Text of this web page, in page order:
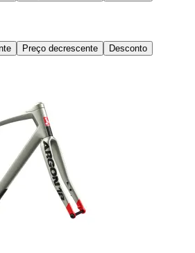
Preço decrescente Desconto